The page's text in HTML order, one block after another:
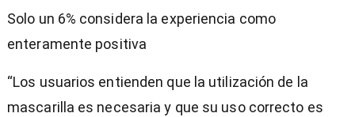
Solo un 6% considera la experiencia como
enteramente positiva
“Los usuarios entienden que la utilización de la
mascarilla es necesaria y que su uso correcto es